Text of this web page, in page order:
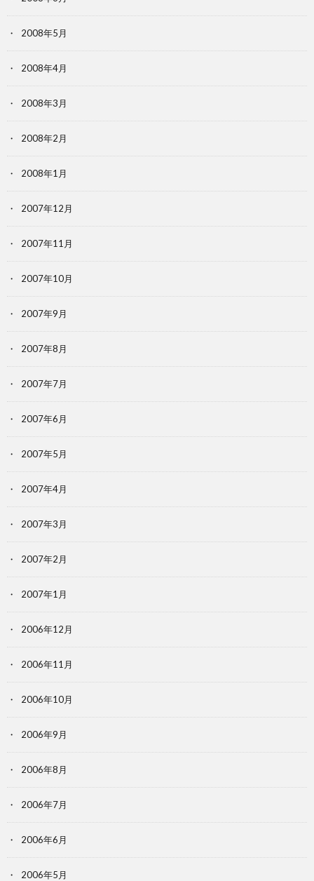
2008年5月
2008年4月
2008年3月
2008年2月
2008年1月
2007年12月
2007年11月
2007年10月
2007年9月
2007年8月
2007年7月
2007年6月
2007年5月
2007年4月
2007年3月
2007年2月
2007年1月
2006年12月
2006年11月
2006年10月
2006年9月
2006年8月
2006年7月
2006年6月
2006年5月